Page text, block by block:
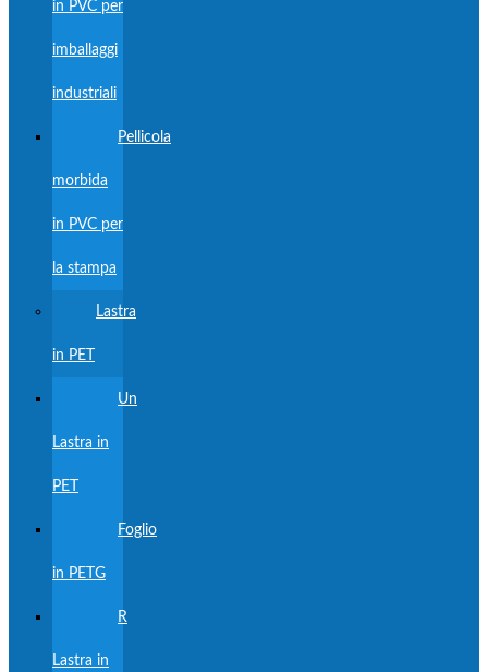
in PVC per
imballaggi
industriali
Pellicola
morbida
in PVC per
la stampa
Lastra
in PET
Un
Lastra in
PET
Foglio
in PETG
R
Lastra in